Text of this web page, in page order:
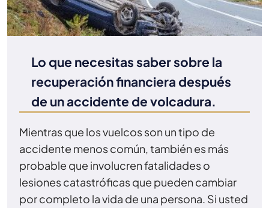
Lo que necesitas saber sobre la
recuperación financiera después
de un accidente de volcadura.
Mientras que los vuelcos son un tipo de
accidente menos común, también es más
probable que involucren fatalidades o
lesiones catastróficas que pueden cambiar
por completo la vida de una persona. Si usted